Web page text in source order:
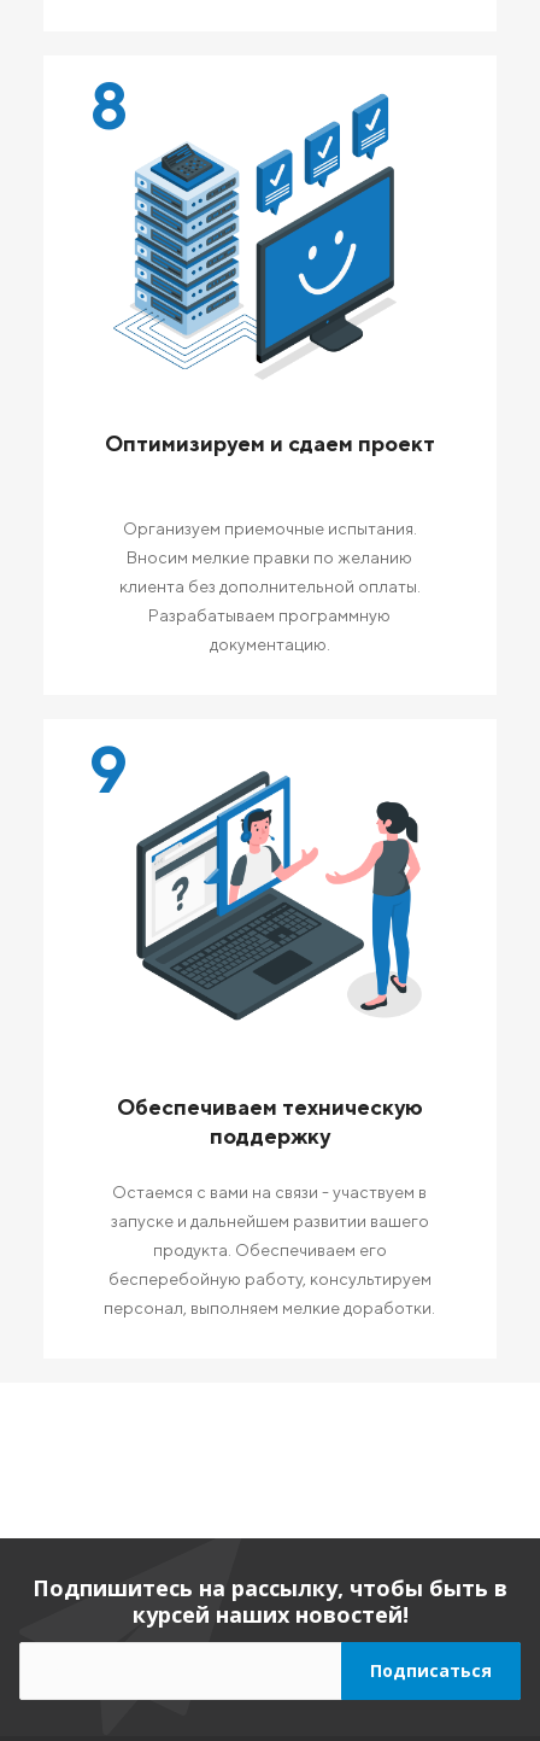
8
Оптимизируем и сдаем проект
Организуем приемочные испытания.
Вносим мелкие правки по желанию
клиента без дополнительной оплаты.
Разрабатываем программную
документацию.
9
Обеспечиваем техническую
поддержку
Остаемся с вами на связи - участвуем в
запуске и дальнейшем развитии вашего
продукта. Обеспечиваем его
бесперебойную работу, консультируем
персонал, выполняем мелкие доработки.
Подпишитесь на рассылку, чтобы быть в
курсей наших новостей!